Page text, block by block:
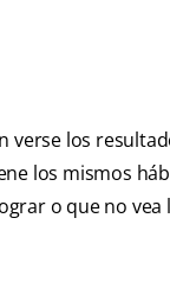
verse los
los mismos
o que no vea